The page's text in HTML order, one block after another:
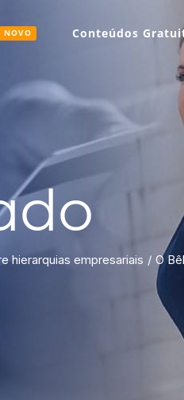
NOVO Conteúdos
hierarquias empresariais O